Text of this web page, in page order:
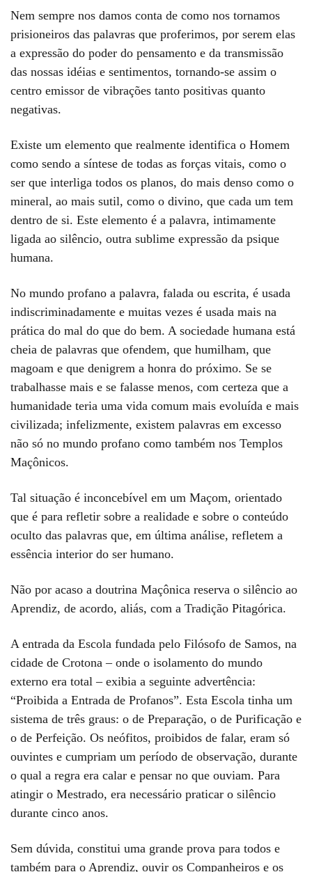
Nem sempre nos damos conta de como nos tornamos
prisioneiros das palavras que proferimos, por serem elas
a expressão do poder do pensamento e da transmissão
das nossas idéias e sentimentos, tornando-se assim o
centro emissor de vibrações tanto positivas quanto
negativas.
Existe um elemento que realmente identifica o Homem
como sendo a síntese de todas as forças vitais, como o
ser que interliga todos os planos, do mais denso como o
mineral, ao mais sutil, como o divino, que cada um tem
dentro de si. Este elemento é a palavra, intimamente
ligada ao silêncio, outra sublime expressão da psique
humana.
No mundo profano a palavra, falada ou escrita, é usada
indiscriminadamente e muitas vezes é usada mais na
prática do mal do que do bem. A sociedade humana está
cheia de palavras que ofendem, que humilham, que
magoam e que denigrem a honra do próximo. Se se
trabalhasse mais e se falasse menos, com certeza que a
humanidade teria uma vida comum mais evoluída e mais
civilizada; infelizmente, existem palavras em excesso
não só no mundo profano como também nos Templos
Maçônicos.
Tal situação é inconcebível em um Maçom, orientado
que é para refletir sobre a realidade e sobre o conteúdo
oculto das palavras que, em última análise, refletem a
essência interior do ser humano.
Não por acaso a doutrina Maçônica reserva o silêncio ao
Aprendiz, de acordo, aliás, com a Tradição Pitagórica.
A entrada da Escola fundada pelo Filósofo de Samos, na
cidade de Crotona – onde o isolamento do mundo
externo era total – exibia a seguinte advertência:
“Proibida a Entrada de Profanos”. Esta Escola tinha um
sistema de três graus: o de Preparação, o de Purificação e
o de Perfeição. Os neófitos, proibidos de falar, eram só
ouvintes e cumpriam um período de observação, durante
o qual a regra era calar e pensar no que ouviam. Para
atingir o Mestrado, era necessário praticar o silêncio
durante cinco anos.
Sem dúvida, constitui uma grande prova para todos e
também para o Aprendiz, ouvir os Companheiros e os